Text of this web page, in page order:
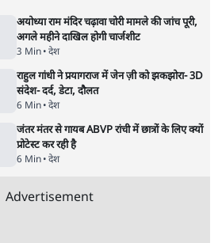
UPI नागरिकों के लिए रहेगा मुफ्त, बड़े व्यापारियों पर
लग सकता है मामूली चार्ज: केंद्र
9 Min • अर्थतंत्र
चीन के अतिक्रमण के दावों को अरुणाचल के सीएम
पेमा खांडू ने किया खारिज
3 Min •अरुणाचल प्रदेश
अगले महीने दाखिल होगी चार्जशीट